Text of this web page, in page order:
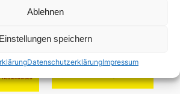
Ablehnen
Einstellungen speichern
DatenschutzerklärungImpressum